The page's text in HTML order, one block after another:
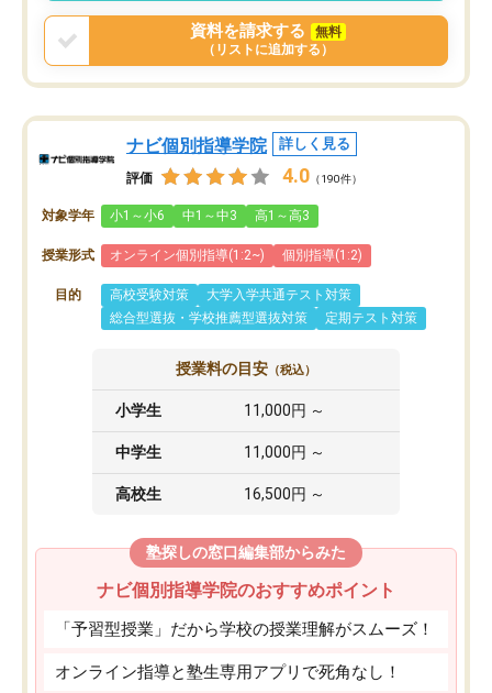
資料を請求する
無料
（リストに追加する）
ナビ個別指導学院 詳しく見る
評価 4.0 （190件）
対象学年 小1～小6 中1～中3 高1～高3
授業形式 オンライン個別指導(1:2~) 個別指導(1:2)
目的 高校受験対策
大学入学共通テスト対策
総合型選抜・学校推薦型選抜対策
定期テスト対策
授業料の目安 （税込）
小学生 11,000円 ～
中学生 11,000円 ～
高校生 16,500円 ～
塾探しの窓口編集部からみた
ナビ個別指導学院のおすすめポイント
「予習型授業」だから学校の授業理解がスムーズ！
オンライン指導と塾生専用アプリで死角なし！